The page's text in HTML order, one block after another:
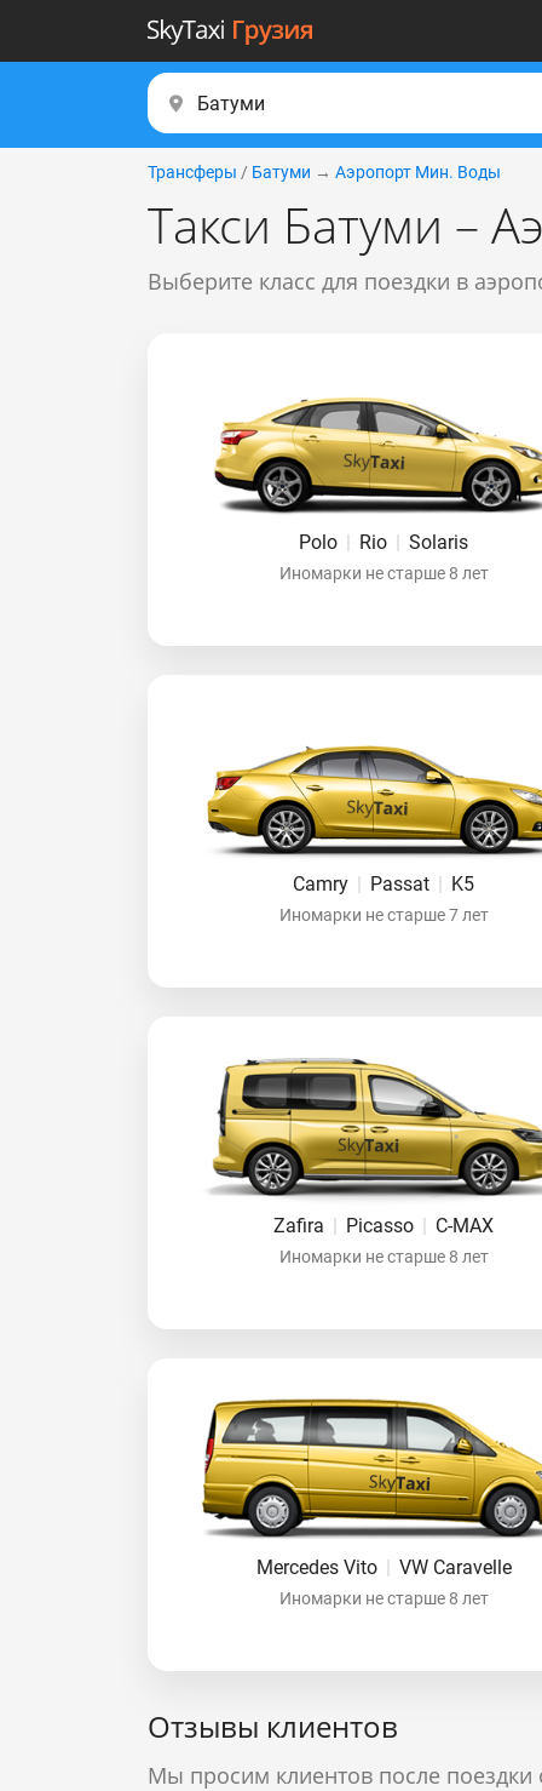
Трансферы / Батуми → Аэропорт Мин. Воды
Такси Батуми –
Выберите класс для поездки в
Polo | Rio | Solaris
Иномарки не старше 8 лет
Camry | Passat | K5
Иномарки не старше 7 лет
Zafira | Picasso | C-MAX
Иномарки не старше 8 лет
Mercedes Vito | VW Caravelle
Иномарки не старше 8 лет
Отзывы клиентов
Мы просим клиентов после поездки